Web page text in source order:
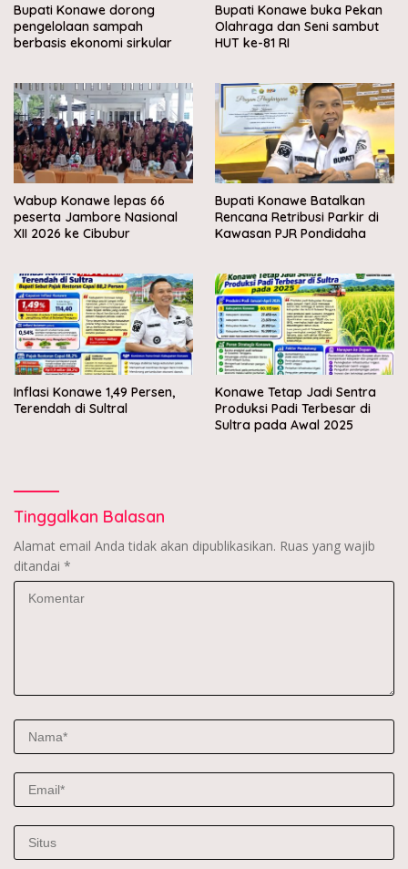
Bupati Konawe dorong
pengelolaan sampah
berbasis ekonomi sirkular
Bupati Konawe buka Pekan
Olahraga dan Seni sambut
HUT ke-81 RI
Wabup Konawe lepas 66
peserta Jambore Nasional
XII 2026 ke Cibubur
Bupati Konawe Batalkan
Rencana Retribusi Parkir di
Kawasan PJR Pondidaha
Inflasi Konawe 1,49 Persen,
Terendah di Sultral
Konawe Tetap Jadi Sentra
Produksi Padi Terbesar di
Sultra pada Awal 2025
Tinggalkan Balasan
Alamat email Anda tidak akan dipublikasikan. Ruas yang wajib
ditandai *